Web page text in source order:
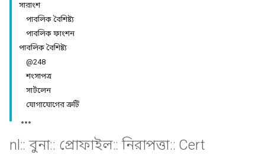
সারাংশ
পাবলিক বৈশিষ্ট্য
পাবলিক ফাংশন
পাবলিক বৈশিষ্ট্য
@248
শংসাপত্র
সার্টলেন
যোগাযোগের ত্রুটি
nl :: বুনা:: প্রোফাইল:: নিরাপত্তা:: Cert